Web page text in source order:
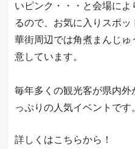
いピンク・・・と会場に
るので、お気に入りスポ
華街周辺では角煮まんじゅ
意しています。
毎年多くの観光客が県内
っぷりの人気イベントです
詳しくはこちらから！